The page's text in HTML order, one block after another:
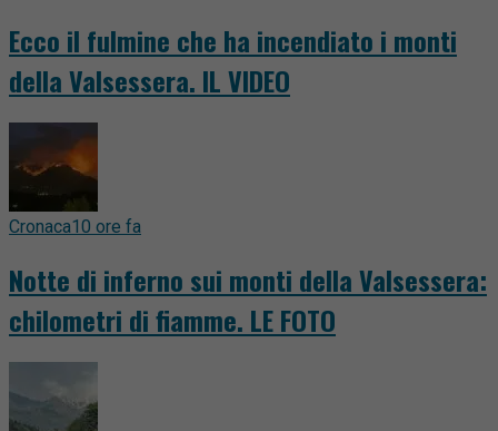
Ecco il fulmine che ha incendiato i monti
della Valsessera. IL VIDEO
Cronaca10 ore fa
Notte di inferno sui monti della Valsessera:
chilometri di fiamme. LE FOTO